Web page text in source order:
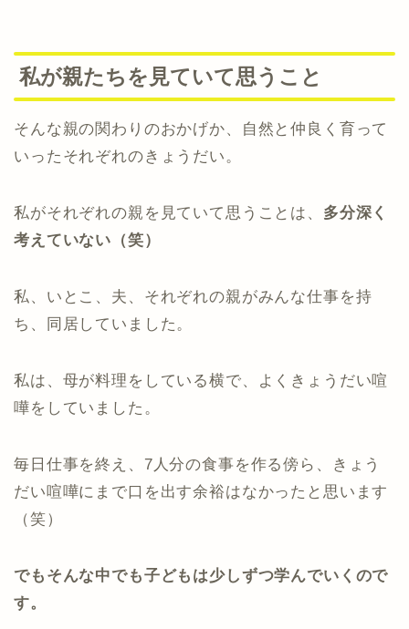
私が親たちを見ていて思うこと
そんな親の関わりのおかげか、自然と仲良く育って
いったそれぞれのきょうだい。
私がそれぞれの親を見ていて思うことは、 多分深く
考えていない（笑）
私、いとこ、夫、それぞれの親がみんな仕事を持
ち、同居していました。
私は、母が料理をしている横で、よくきょうだい喧
嘩をしていました。
毎日仕事を終え、7人分の食事を作る傍ら、きょう
だい喧嘩にまで口を出す余裕はなかったと思います
（笑）
でもそんな中でも子どもは少しずつ学んでいくので
す。